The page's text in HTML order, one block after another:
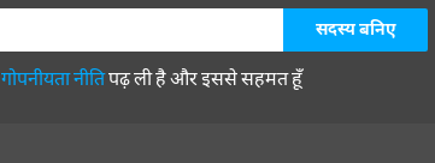
गोपनीयता नीतिपढ़ ली है और इससे सहमत हूँ